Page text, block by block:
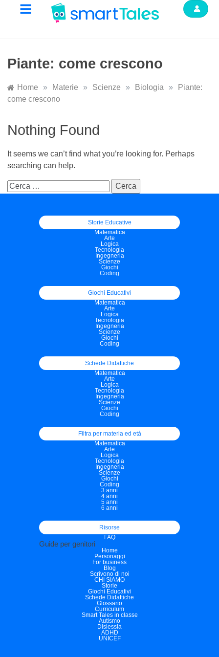
Piante: come crescono
Home » Materie » Scienze » Biologia »
Piante:
come crescono
Nothing Found
It seems we can’t find what you’re looking for. Perhaps
searching can help.
Storie Educative
Matematica
Arte
Logica
Tecnologia
Ingegneria
Scienze
Giochi
Coding
Giochi Educativi
Matematica
Arte
Logica
Tecnologia
Ingegneria
Scienze
Giochi
Coding
Schede Didattiche
Matematica
Arte
Logica
Tecnologia
Ingegneria
Scienze
Giochi
Coding
Filtra per materia ed età
Matematica
Arte
Logica
Tecnologia
Ingegneria
Scienze
Giochi
Coding
3 anni
4 anni
5 anni
6 anni
Risorse
FAQ
Guide per genitori
Home
Personaggi
For business
Blog
Scrivono di noi
CHI SIAMO
Storie
Giochi Educativi
Schede Didattiche
Glossario
Curriculum
Smart Tales in classe
Autismo
Dislessia
ADHD
UNICEF